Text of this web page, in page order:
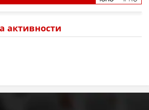
активности